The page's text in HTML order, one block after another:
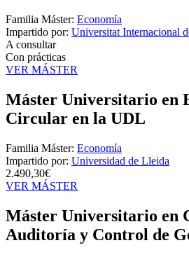
Familia Máster: Economía
Impartido por: Universitat Internacional
A consultar
Con prácticas
VER MÁSTER
Máster Universitario en
Circular en la UDL
Familia Máster: Economía
Impartido por: Universidad de Lleida
2.490,30€
VER MÁSTER
Máster Universitario en
Auditoría y Control de